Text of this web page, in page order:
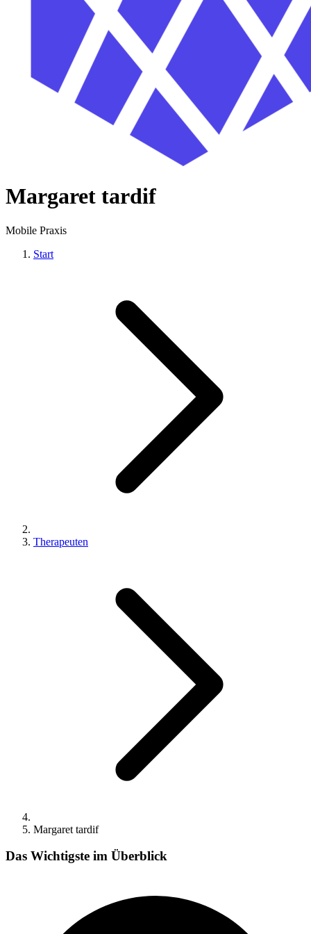
Margaret tardif
Mobile Praxis
Start
Therapeuten
Margaret tardif
Das Wichtigste im Überblick